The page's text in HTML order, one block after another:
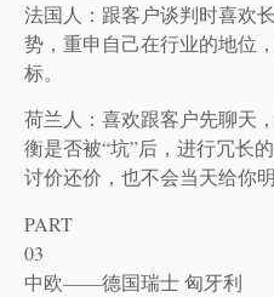
法国人：跟客户谈判时喜欢
势，重申自己在行业的地位
标。
荷兰人：喜欢跟客户先聊天
衡是否被“坑”后，进行冗长
讨价还价，也不会当天给你明
PART
03
中欧——德国瑞士 匈牙利